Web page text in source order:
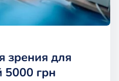
зрения для
5000 грн